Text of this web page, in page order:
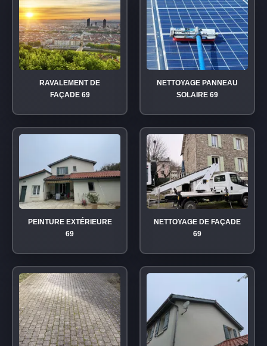
RAVALEMENT DE
FAÇADE 69
NETTOYAGE PANNEAU
SOLAIRE 69
PEINTURE EXTÉRIEURE
69
NETTOYAGE DE FAÇADE
69